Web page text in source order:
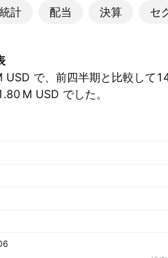
統計 配当 決算 セ
で、前四半期と比較して
M‬ USD でした。